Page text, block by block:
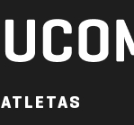
ATLETAS